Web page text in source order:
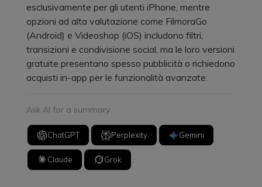
esclusivamente per gli utenti iPhone, mentre
opzioni ad alta valutazione come FilmoraGo
(Android) e Videoshop (iOS) includono filtri,
transizioni e condivisione social, ma le loro versioni
gratuite presentano spesso pubblicità o richiedono
acquisti in-app per le funzionalità avanzate.
Ask AI for a summary
ChatGPT Perplexity Gemini
Claude Grok